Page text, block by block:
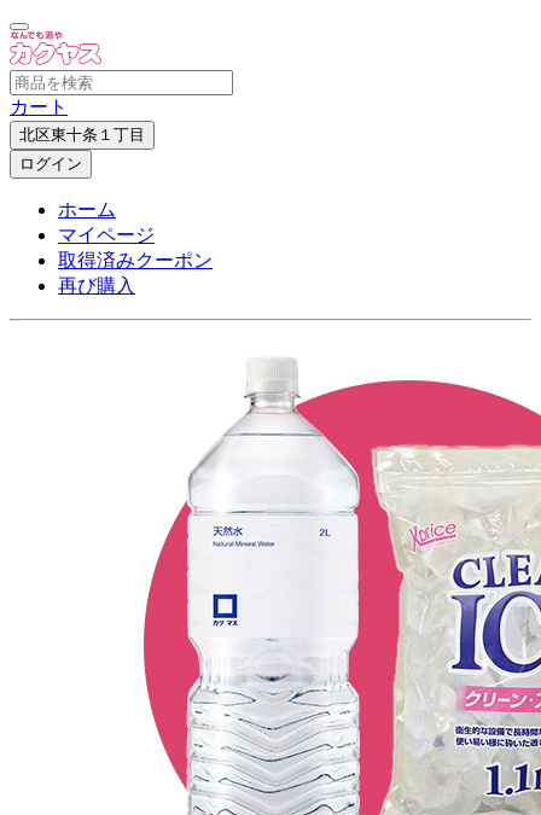
カート
北区東十条１丁目
ログイン
ホーム
マイページ
取得済みクーポン
再び購入